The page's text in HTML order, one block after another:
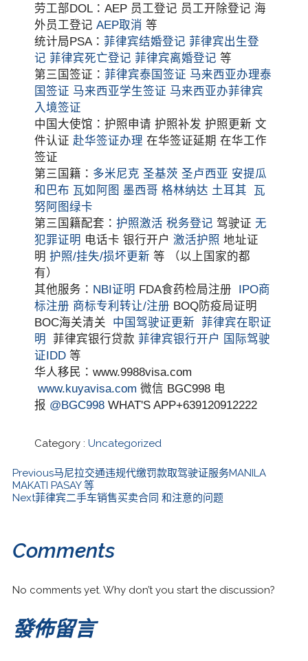
劳工部DOL：AEP 员工登记 员工开除登记 海
外员工登记AEP取消 等
统计局PSA： 菲律宾结婚登记 菲律宾出生登
记 菲律宾死亡登记 菲律宾离婚登记 等
第三国签证： 菲律宾泰国签证 马来西亚办理泰
国签证 马来西亚学生签证 马来西亚办菲律宾
入境签证
中国大使馆：护照申请 护照补发 护照更新 文
件认证赴华签证办理 在华签证延期 在华工作
签证
第三国籍： 多米尼克 圣基茨 圣卢西亚 安提瓜
和巴布 瓦如阿图 墨西哥格林纳达 土耳其
瓦
努阿图绿卡
第三国籍配套：护照激活 税务登记 驾驶证无
犯罪证明 电话卡 银行开户激活护照 地址证
明护照/挂失/损坏更新 等 （以上国家的都
有）
其他服务： NBI证明 FDA食药检局注册 IPO商
标注册 商标专利转让/注册 BOQ防疫局证明
BOC海关清关 中国驾驶证更新
菲律宾在职证
明
菲律宾银行贷款 菲律宾银行开户
国际驾驶
证IDD 等
华人移民：www.9988visa.com
www.kuyavisa.com 微信 BGC998 电
报 @BGC998 WHAT'S APP+639120912222
Category : Uncategorized
Previous马尼拉交通违规代缴罚款取驾驶证服务MANILA
MAKATI PASAY 等
Next菲律宾二手车销售买卖合同 和注意的问题
Comments
No comments yet. Why don’t you start the discussion?
發佈留言